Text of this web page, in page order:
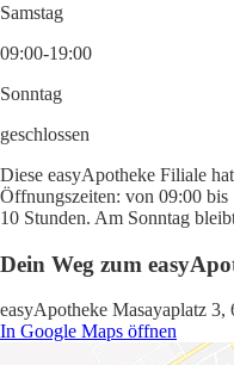
Samstag
09:00-19:00
Sonntag
geschlossen
Diese easyApotheke Filiale
Öffnungszeiten: von 09:00
10 Stunden. Am Sonntag
Dein Weg zum
easyApotheke Masayaplatz 3,
In Google Maps öffnen